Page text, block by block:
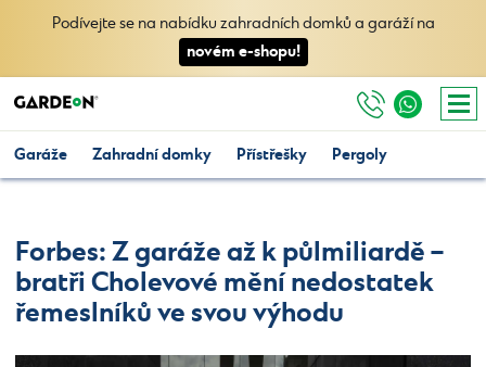
Podívejte se na nabídku zahradních domků a garáží na
novém e-shopu!
Garáže Zahradní domky Přístřešky Pergoly
Forbes: Z garáže až k půlmiliardě –
bratři Cholevové mění nedostatek
řemeslníků ve svou výhodu